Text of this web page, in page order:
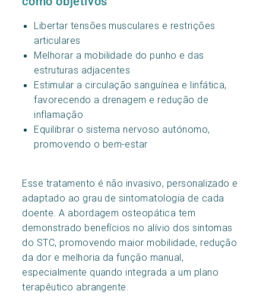
Libertar tensões musculares e restrições
articulares
Melhorar a mobilidade do punho e das
estruturas adjacentes
Estimular a circulação sanguínea e linfática,
favorecendo a drenagem e redução de
inflamação
Equilibrar o sistema nervoso autónomo,
promovendo o bem-estar
Esse tratamento é não invasivo, personalizado e
adaptado ao grau de sintomatologia de cada
doente. A abordagem osteopática tem
demonstrado benefícios no alívio dos sintomas
do STC, promovendo maior mobilidade, redução
da dor e melhoria da função manual,
especialmente quando integrada a um plano
terapêutico abrangente.